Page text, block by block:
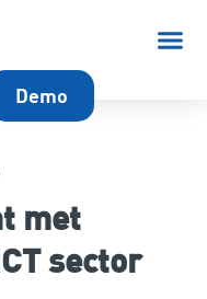
Demo
met
sector